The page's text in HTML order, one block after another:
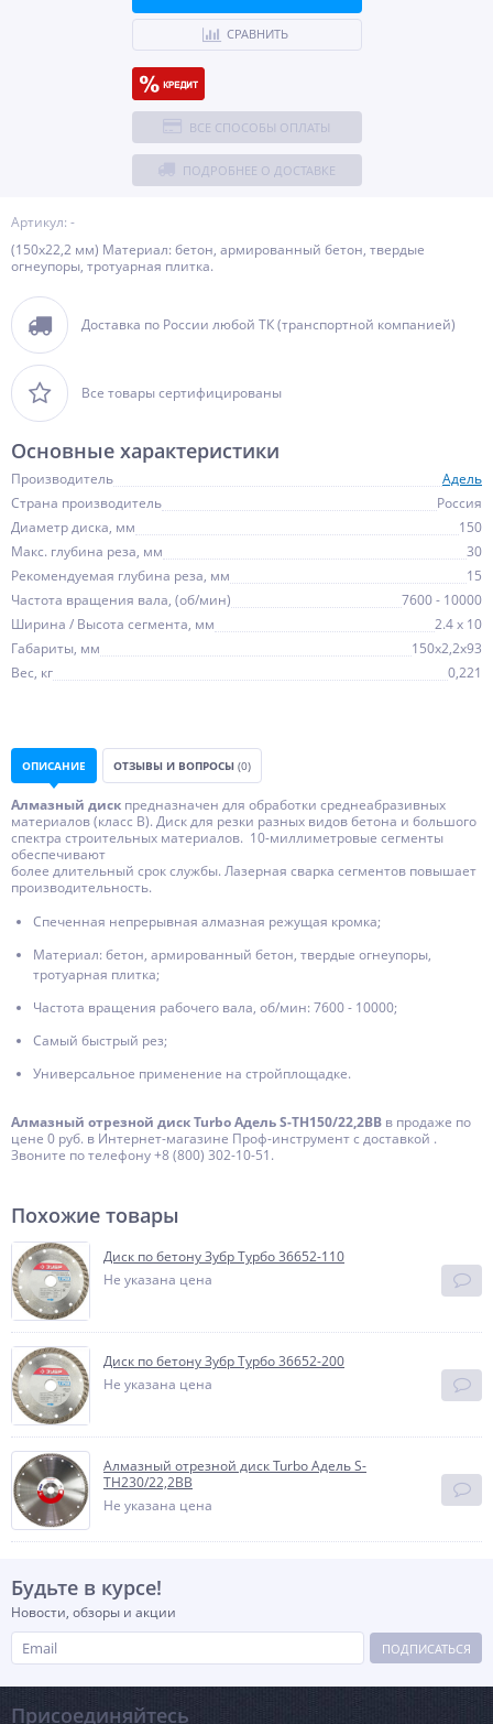
Артикул: -
(150х22,2 мм) Материал: бетон, армированный бетон, твердые
огнеупоры, тротуарная плитка.
Доставка по России любой ТК (транспортной компанией)
Все товары сертифицированы
СРАВНИТЬ
ВСЕ СПОСОБЫ ОПЛАТЫ
ПОДРОБНЕЕ О ДОСТАВКЕ
Основные характеристики
Производитель
Адель
Страна производитель
Россия
Диаметр диска, мм
150
Макс. глубина реза, мм
30
Рекомендуемая глубина реза, мм
15
Частота вращения вала, (об/мин)
7600 - 10000
Ширина / Высота сегмента, мм
2.4 х 10
Габариты, мм
150х2,2х93
Вес, кг
0,221
ОПИСАНИЕ ОТЗЫВЫ И ВОПРОСЫ (0)
Алмазный диск предназначен для обработки среднеабразивных
материалов (класс В). Диск для резки разных видов бетона и большого
спектра строительных материалов. 10-миллиметровые сегменты
обеспечивают
более длительный срок службы. Лазерная сварка сегментов повышает
производительность.
Спеченная непрерывная алмазная режущая кромка;
Материал: бетон, армированный бетон, твердые огнеупоры,
тротуарная плитка;
Частота вращения рабочего вала, об/мин: 7600 - 10000;
Самый быстрый рез;
Универсальное применение на стройплощадке.
Алмазный отрезной диск Turbo Адель S-TH150/22,2BB в продаже по
цене 0 руб. в Интернет-магазине Проф-инструмент с доставкой .
Звоните по телефону +8 (800) 302-10-51.
Похожие товары
Диск по бетону Зубр Турбо 36652-110
Не указана цена
Диск по бетону Зубр Турбо 36652-200
Не указана цена
Алмазный отрезной диск Turbo Адель S-
TH230/22,2BB
Не указана цена
Будьте в курсе!
Новости, обзоры и акции
ПОДПИСАТЬСЯ
Присоединяйтесь